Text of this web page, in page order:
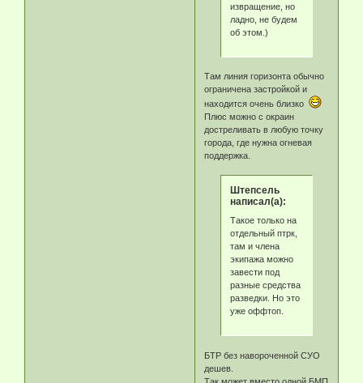
извращение, но
ладно, не будем
об этом.)
Там линия горизонта обычно
ограничена застройкой и
находится очень близко
Плюс можно с окраин
достреливать в любую точку
города, где нужна огневая
поддержка.
Штепсель
написал(а):
Такое только на
отдельный птрк,
там и члена
экипажа можно
завести под
разные средства
разведки. Но это
уже оффтоп.
БТР без навороченной СУО
дешев.
Так может вместо одной БМП